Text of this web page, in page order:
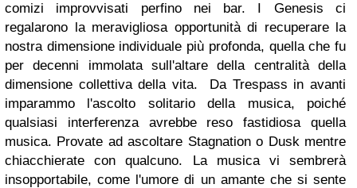
comizi improvvisati perfino nei bar. I Genesis ci
regalarono la meravigliosa opportunità di recuperare la
nostra dimensione individuale più profonda, quella che fu
per decenni immolata sull'altare della centralità della
dimensione collettiva della vita. Da Trespass in avanti
imparammo l'ascolto solitario della musica, poiché
qualsiasi interferenza avrebbe reso fastidiosa quella
musica. Provate ad ascoltare Stagnation o Dusk mentre
chiacchierate con qualcuno. La musica vi sembrerà
insopportabile, come l'umore di un amante che si sente